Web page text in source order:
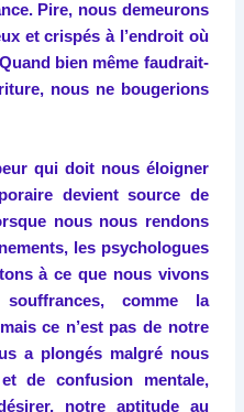
Pire, nous demeurons
et crispés à l’endroit où
bien même faudrait-
nous ne bougerions
qui doit nous éloigner
devient source de
nous nous rendons
les psychologues
à ce que nous vivons
comme la
ce n’est pas de notre
a plongés malgré nous
de confusion mentale,
notre aptitude au